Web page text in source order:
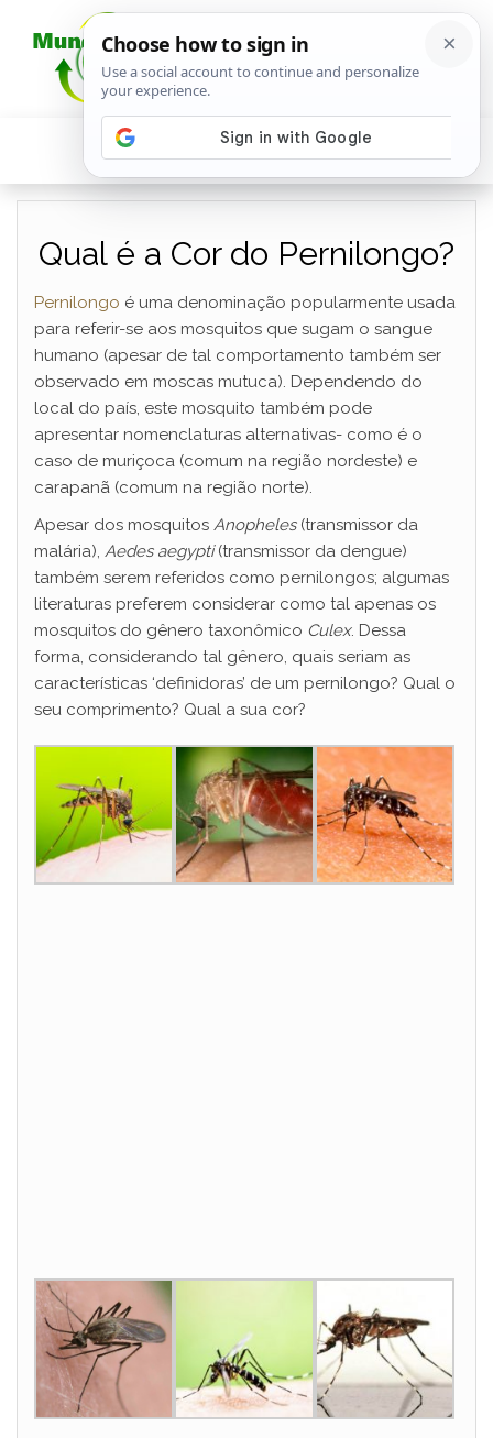
Qual é a Cor do Pernilongo?
Pernilongo é uma denominação popularmente usada
para referir-se aos mosquitos que sugam o sangue
humano (apesar de tal comportamento também ser
observado em moscas mutuca). Dependendo do
local do país, este mosquito também pode
apresentar nomenclaturas alternativas- como é o
caso de muriçoca (comum na região nordeste) e
carapanã (comum na região norte).
Apesar dos mosquitos Anopheles(transmissor da
malária), Aedes aegypti(transmissor da dengue)
também serem referidos como pernilongos; algumas
literaturas preferem considerar como tal apenas os
mosquitos do gênero taxonômico Culex. Dessa
forma, considerando tal gênero, quais seriam as
características ‘definidoras’ de um pernilongo? Qual o
seu comprimento? Qual a sua cor?